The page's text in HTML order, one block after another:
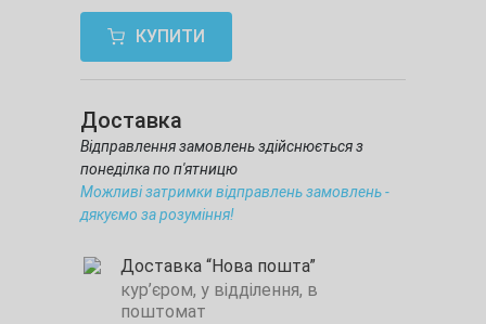
КУПИТИ
Доставка
Відправлення замовлень здійснюється з
понеділка по п'ятницю
Можливі затримки відправлень замовлень -
дякуємо за розуміння!
Доставка “Нова пошта”
кур’єром, у відділення, в
поштомат